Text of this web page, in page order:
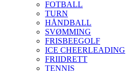
FOTBALL
TURN
HÅNDBALL
SVØMMING
FRISBEEGOLF
ICE CHEERLEADING
FRIIDRETT
TENNIS